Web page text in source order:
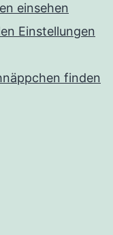
einsehen
Einstellungen
finden